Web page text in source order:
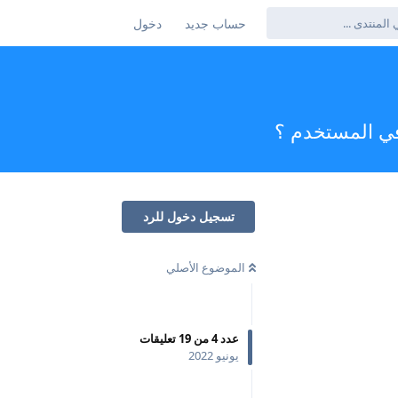
حساب جديد دخول
تسجيل دخول للرد
الموضوع الأصلي
عدد4من 19 تعليقات
يونيو 2022